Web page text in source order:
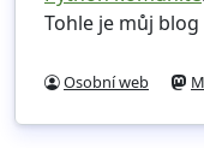
Tohle je můj blog
Osobní web